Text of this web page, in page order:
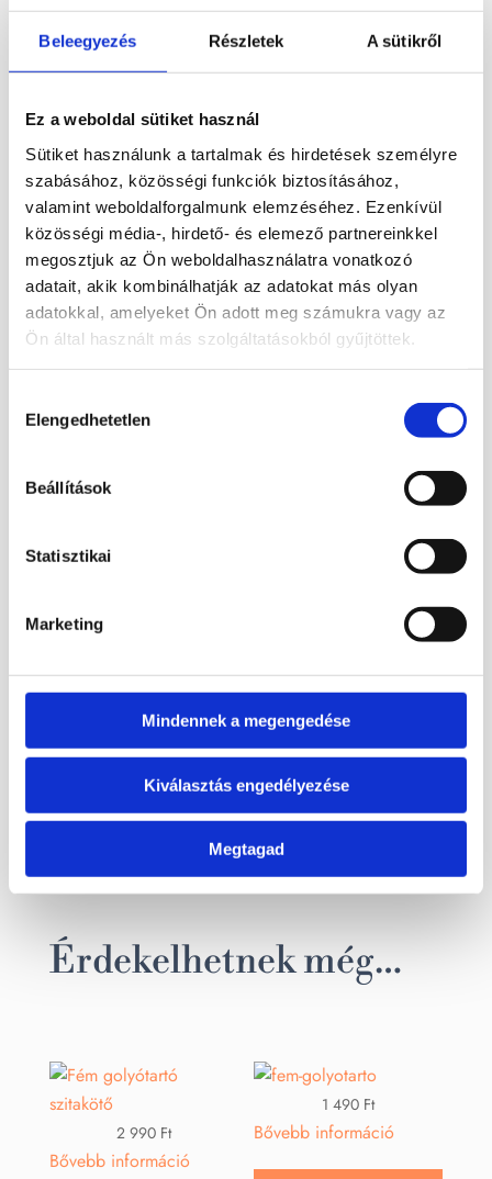
Beleegyezés Részletek A sütikről
Ez a weboldal sütiket használ
Sütiket használunk a tartalmak és hirdetések személyre
szabásához, közösségi funkciók biztosításához,
valamint weboldalforgalmunk elemzéséhez. Ezenkívül
közösségi média-, hirdető- és elemező partnereinkkel
megosztjuk az Ön weboldalhasználatra vonatkozó
adatait, akik kombinálhatják az adatokat más olyan
adatokkal, amelyeket Ön adott meg számukra vagy az
Ön által használt más szolgáltatásokból gyűjtöttek.
kiválasztása
Elengedhetetlen
Beállítások
Statisztikai
Marketing
Mindennek a megengedése
Kiválasztás engedélyezése
Megtagad
Diszkrét megjelenése nem vonja el a
vagy spirituális térbe. 2-7 cm-es
golyóméretig, mindkét oldalán használható,
attól függően kisebb vagy nagyobb golyót
raknál bele.
Kapcsolódó termékek
Bővebb információ
ELFOGYOTT
1 590Ft 1 590
Bővebb információ
Kosárba
teszem
Érdekelhetnek még…
2 990 Ft
Bővebb információ
1 490 Ft
Bővebb információ